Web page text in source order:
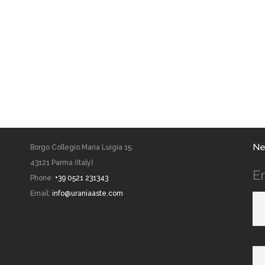
Borgo Collegio Maria Luigia 15,
43121 Parma (Italy)
Phone: +39 0521 231343
Email: info@uraniaaste.com